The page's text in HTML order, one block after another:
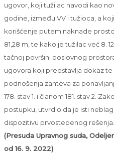
ugovor, koji tužilac navodi kao
godine, između VV i tužioca, a
korišćenje putem naknade
81,28 m, te kako je tužilac već 8.
tačnoj površini poslovnog
ugovora koji predstavlja dokaz
podnošenja zahteva za
178. stav 1. i članom 181. stav 2.
postupku, utvrdio da je isti
dispozitivu prvostepenog rešenja.
(Presuda Upravnog suda,
od 16. 9. 2022)